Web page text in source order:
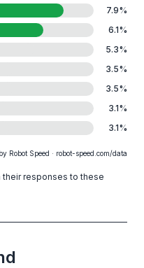
7.9%
6.1%
5.3%
3.5%
3.5%
3.1%
3.1%
Robot Speed · robot-speed.com/data
their responses to these